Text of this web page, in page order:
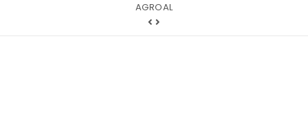
Ricardo Junqueira Fotografia